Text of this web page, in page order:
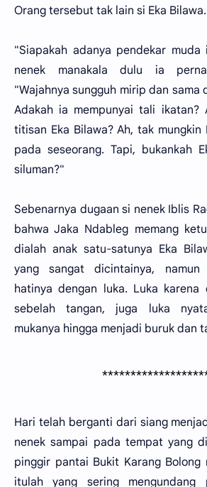
Orang tersebut tak lain si Eka Bilawa.
"Siapakah adanya pendekar
nenek manakala dulu ia
"Wajahnya sungguh mirip dan sama
Adakah ia mempunyai tali ikatan?
titisan Eka Bilawa? Ah, tak mungkin
pada seseorang. Tapi, bukankah
siluman?"
Sebenarnya dugaan si nenek Iblis
bahwa Jaka Ndableg memang
dialah anak satu-satunya Eka
yang sangat dicintainya, namun
hatinya dengan luka. Luka karena
sebelah tangan, juga luka
mukanya hingga menjadi buruk dan
Hari telah berganti dari siang
nenek sampai pada tempat yang
pinggir pantai Bukit Karang Bolong
itulah yang sering mengundang